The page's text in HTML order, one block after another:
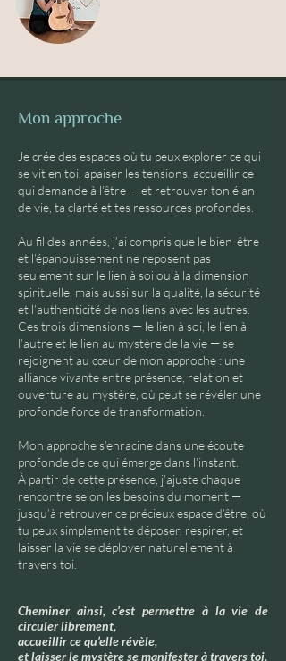
Mon approche
Je crée des espaces où tu peux explorer ce qui
se vit en toi, apaiser les tensions, accueillir ce
qui demande à l’être — et retrouver ton élan
de vie, ta clarté et tes ressources profondes.
Au fil des années, j’ai compris que le bien-être
et l’épanouissement ne reposent pas
seulement sur le lien à soi ou à la dimension
spirituelle, mais aussi sur la qualité, la sécurité
et l’authenticité de nos liens avec les autres.
Ces trois dimensions — le lien à soi, le lien à
l’autre et le lien au mystère de la vie — se
rejoignent au cœur de mon approche : une
alliance vivante entre présence, relation et
ouverture au mystère, où peut se révéler une
profonde force de transformation.
Mon approche s’enracine dans une écoute
profonde de ce qui émerge dans l’instant.
À partir de cette présence, j’ajuste chaque
rencontre selon les besoins du moment —
jusqu’à retrouver ce précieux espace d’être, où
tu peux simplement te déposer, respirer, et
laisser la vie se déployer naturellement à
travers toi.
Cheminer ainsi, c’est permettre à la vie de
circuler librement,
accueillir ce qu’elle révèle,
et laisser le mystère se manifester à travers toi,